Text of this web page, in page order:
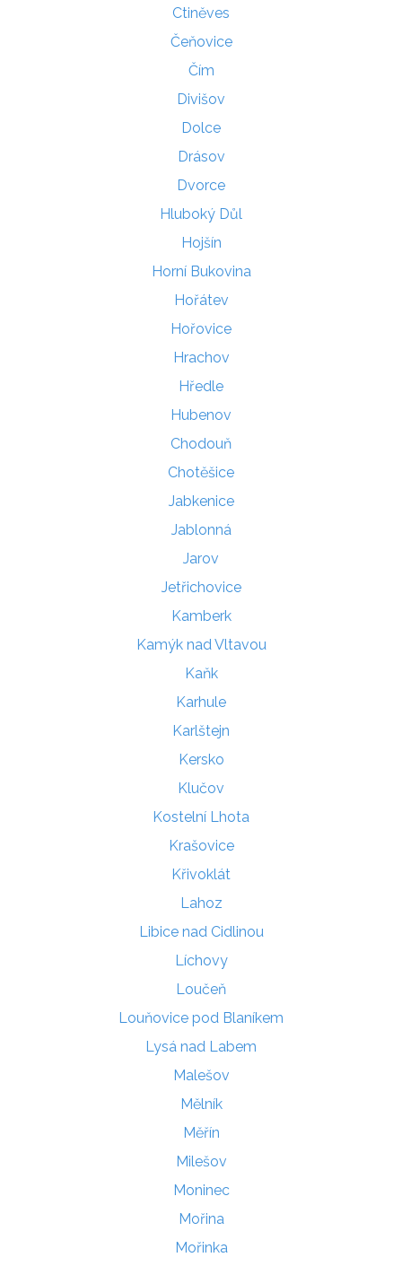
Ctiněves
Čeňovice
Čím
Divišov
Dolce
Drásov
Dvorce
Hluboký Důl
Hojšín
Horní Bukovina
Hořátev
Hořovice
Hrachov
Hředle
Hubenov
Chodouň
Chotěšice
Jabkenice
Jablonná
Jarov
Jetřichovice
Kamberk
Kamýk nad Vltavou
Kaňk
Karhule
Karlštejn
Kersko
Klučov
Kostelní Lhota
Krašovice
Křivoklát
Lahoz
Libice nad Cidlinou
Líchovy
Loučeň
Louňovice pod Blaníkem
Lysá nad Labem
Malešov
Mělník
Měřín
Milešov
Moninec
Mořina
Mořinka